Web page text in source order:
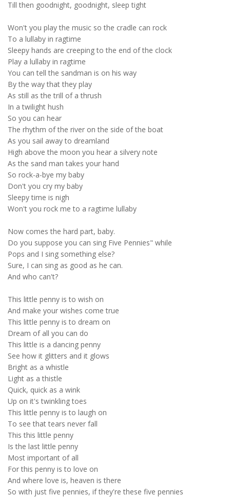
Till then goodnight, goodnight, sleep tight
Won't you play the music so the cradle can rock
To a lullaby in ragtime
Sleepy hands are creeping to the end of the clock
Play a lullaby in ragtime
You can tell the sandman is on his way
By the way that they play
As still as the trill of a thrush
In a twilight hush
So you can hear
The rhythm of the river on the side of the boat
As you sail away to dreamland
High above the moon you hear a silvery note
As the sand man takes your hand
So rock-a-bye my baby
Don't you cry my baby
Sleepy time is nigh
Won't you rock me to a ragtime lullaby
Now comes the hard part, baby.
Do you suppose you can sing Five Pennies" while
Pops and I sing something else?
Sure, I can sing as good as he can.
And who can't?
This little penny is to wish on
And make your wishes come true
This little penny is to dream on
Dream of all you can do
This little is a dancing penny
See how it glitters and it glows
Bright as a whistle
Light as a thistle
Quick, quick as a wink
Up on it's twinkling toes
This little penny is to laugh on
To see that tears never fall
This this little penny
Is the last little penny
Most important of all
For this penny is to love on
And where love is, heaven is there
So with just five pennies, if they're these five pennies